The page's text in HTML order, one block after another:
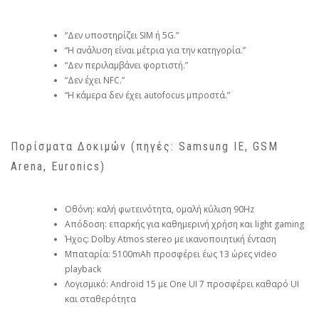
“Δεν υποστηρίζει SIM ή 5G.”
“Η ανάλυση είναι μέτρια για την κατηγορία.”
“Δεν περιλαμβάνει φορτιστή.”
“Δεν έχει NFC.”
“Η κάμερα δεν έχει autofocus μπροστά.”
Πορίσματα Δοκιμών (πηγές: Samsung IE, GSM
Arena, Euronics)
Οθόνη: καλή φωτεινότητα, ομαλή κύλιση 90Hz
Απόδοση: επαρκής για καθημερινή χρήση και light gaming
Ήχος: Dolby Atmos stereo με ικανοποιητική ένταση
Μπαταρία: 5100mAh προσφέρει έως 13 ώρες video
playback
Λογισμικό: Android 15 με One UI 7 προσφέρει καθαρό UI
και σταθερότητα